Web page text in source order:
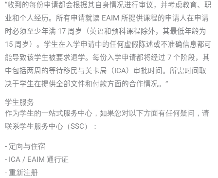
“收到的每份申请都会根据其自身情况进行审议，并考虑教育、职
业和个人经历。所有申请就读 EAIM 所提供课程的申请人在申请
时必须至少年满 17 周岁（英语和预科课程除外，其最低年龄为
15 周岁）。学生在入学申请中的任何虚假陈述或不准确信息都可
能导致该学生被要求退学。每份入学申请都将经过 7 个阶段，其
中包括两周的等待移民与关卡局（ICA）审批时间。所需时间取
决于学生在提供全部文件和付款方面的合作情况。”
学生服务
作为学生的一站式服务中心，如果您对以下方面有任何疑问，请
联系学生服务中心（SSC）：
- 定向与住宿
- ICA / EAIM 通行证
- 重新注册